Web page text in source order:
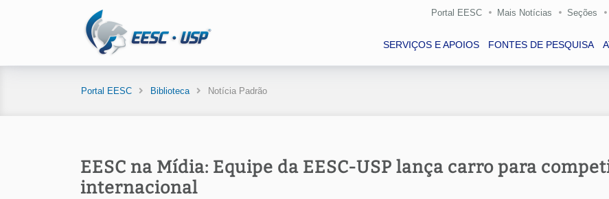
Portal EESC Mais Notícias Seções
SERVIÇOS E APOIOS FONTES DE PESQUISA
Portal EESC Biblioteca Notícia Padrão
EESC na Mídia: Equipe da EESC-USP lança carro para
internacional